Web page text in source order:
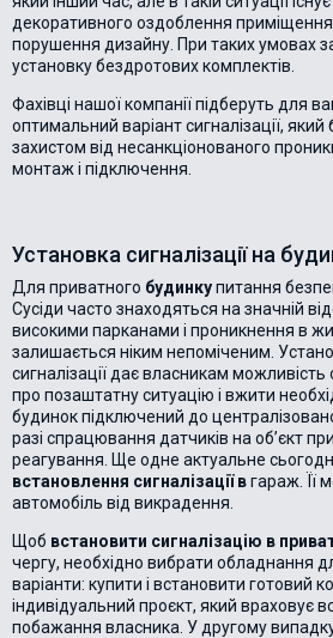
декоративного оздоблення приміщення
порушення дизайну. При таких умовах
установку бездротових комплектів.
Фахівці нашої компанії підберуть для
оптимальний варіант сигналізації,
захистом від несанкціонованого
монтаж і підключення.
Установка сигналізації на
Для приватного будинкупитання
Сусіди часто знаходяться на значній
високими парканами і проникнення в
залишається ніким непоміченим.
сигналізації дає власникам
про позаштатну ситуацію і вжити
будинок підключений до
разі спрацювання датчиків на об’єкт
реагування. Ще одне актуальне
встановлення сигналізації вгараж. Її
автомобіль від викрадення.
Щоб встановити сигналізацію в
чергу, необхідно вибрати обладнання
варіанти: купити і встановити готовий
індивідуальний проєкт, який враховує
побажання власника. У другому